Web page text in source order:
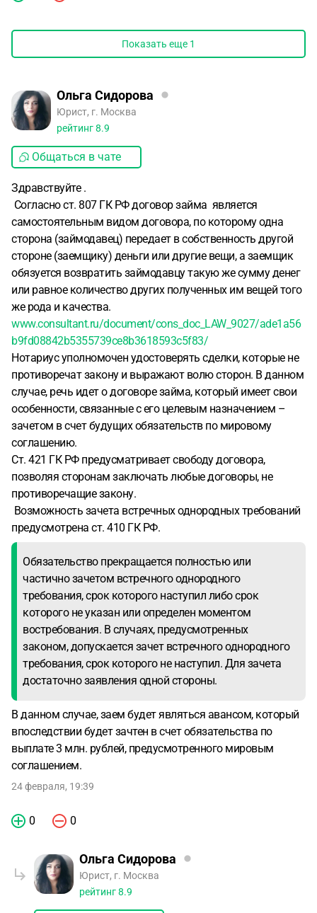
Показать еще 1
Ольга Сидорова
Юрист, г. Москва
рейтинг8.9
Общаться в чате
Здравствуйте .
Согласно ст. 807 ГК РФ договор займа является
самостоятельным видом договора, по которому одна
сторона (займодавец) передает в собственность другой
стороне (заемщику) деньги или другие вещи, а заемщик
обязуется возвратить займодавцу такую же сумму денег
или равное количество других полученных им вещей того
же рода и качества.
www.consultant.ru/document/cons_doc_LAW_9027/ade1a56
b9fd08842b5355739ce8b3618593c5f83/
Нотариус уполномочен удостоверять сделки, которые не
противоречат закону и выражают волю сторон. В данном
случае, речь идет о договоре займа, который имеет свои
особенности, связанные с его целевым назначением –
зачетом в счет будущих обязательств по мировому
соглашению.
Ст. 421 ГК РФ предусматривает свободу договора,
позволяя сторонам заключать любые договоры, не
противоречащие закону.
Возможность зачета встречных однородных требований
предусмотрена ст. 410 ГК РФ.
Обязательство прекращается полностью или
частично зачетом встречного однородного
требования, срок которого наступил либо срок
которого не указан или определен моментом
востребования. В случаях, предусмотренных
законом, допускается зачет встречного однородного
требования, срок которого не наступил. Для зачета
достаточно заявления одной стороны.
В данном случае, заем будет являться авансом, который
впоследствии будет зачтен в счет обязательства по
выплате 3 млн. рублей, предусмотренного мировым
соглашением.
24 февраля, 19:39
0 0
Ольга Сидорова
Юрист, г. Москва
рейтинг8.9